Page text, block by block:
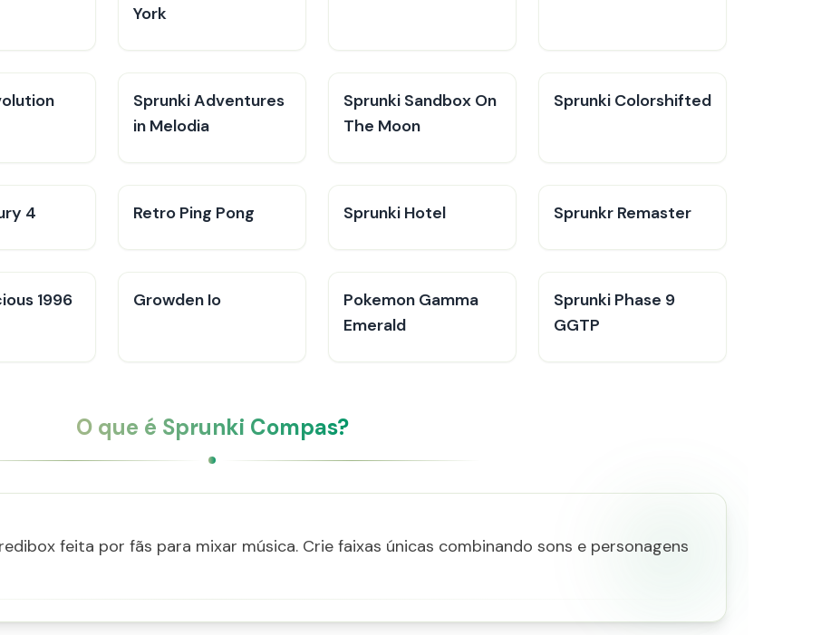
York
Sprunki Adventures
in Melodia
Sprunki Sandbox On
The Moon
Sprunki Colorshifted
4 Retro Ping Pong Sprunki Hotel Sprunkr Remaster
1996 Growden Io
Pokemon Gamma
Emerald
Sprunki Phase 9
GGTP
O que é Sprunki Compas?
feita por fãs para mixar música. Crie faixas únicas combinando sons e personagens